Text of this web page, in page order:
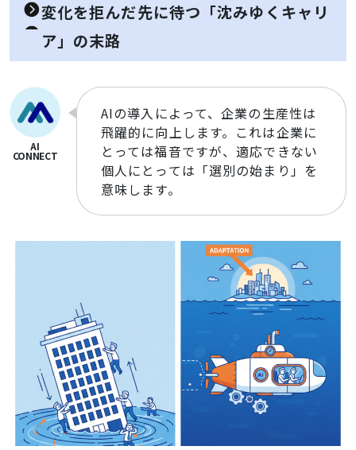
変化を拒んだ先に待つ「沈みゆくキャリ
ア」の末路
AIの導入によって、企業の生産性は
飛躍的に向上します。これは企業に
とっては福音ですが、適応できない
個人にとっては「選別の始まり」を
意味します。